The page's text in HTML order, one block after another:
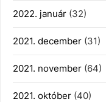
2022. január (32)
2021. december (31)
2021. november (64)
2021. október (40)